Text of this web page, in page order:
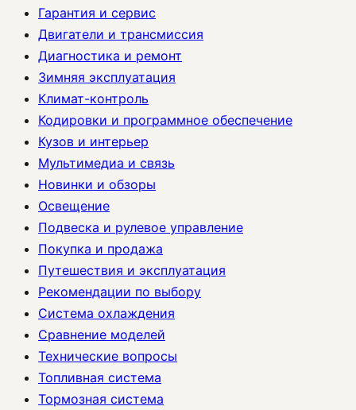
Гарантия и сервис
Двигатели и трансмиссия
Диагностика и ремонт
Зимняя эксплуатация
Климат-контроль
Кодировки и программное обеспечение
Кузов и интерьер
Мультимедиа и связь
Новинки и обзоры
Освещение
Подвеска и рулевое управление
Покупка и продажа
Путешествия и эксплуатация
Рекомендации по выбору
Система охлаждения
Сравнение моделей
Технические вопросы
Топливная система
Тормозная система